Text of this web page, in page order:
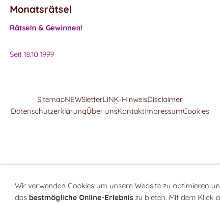
Monatsrätsel
Rätseln & Gewinnen!
Seit 18.10.1999
SitemapNEWSletterLINK-HinweisDisclaimer
DatenschutzerklärungÜber unsKontaktImpressumCookies
Wir verwenden Cookies um unsere Website zu optimieren
das bestmögliche Online-Erlebnis zu bieten. Mit dem Klick